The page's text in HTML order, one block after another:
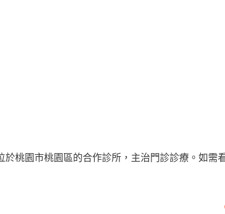
於桃園市桃園區的合作診所，主治門診診療。如需